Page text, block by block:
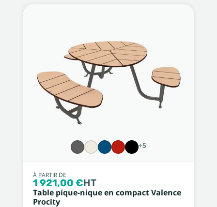
+5
À PARTIR DE
1 921,00 €HT
Table pique-nique en compact Valence
Procity